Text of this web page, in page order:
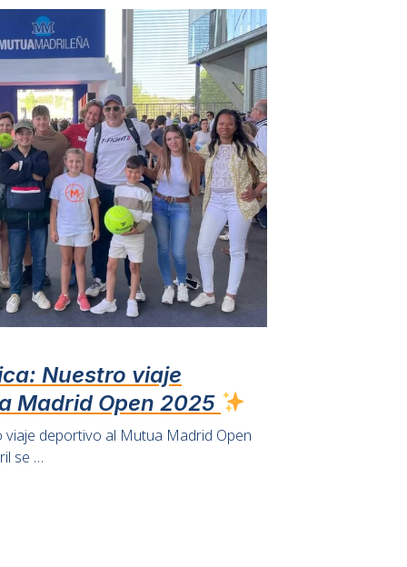
Nuestro viaje
Madrid Open 2025
viaje deportivo al Mutua Madrid Open
se …